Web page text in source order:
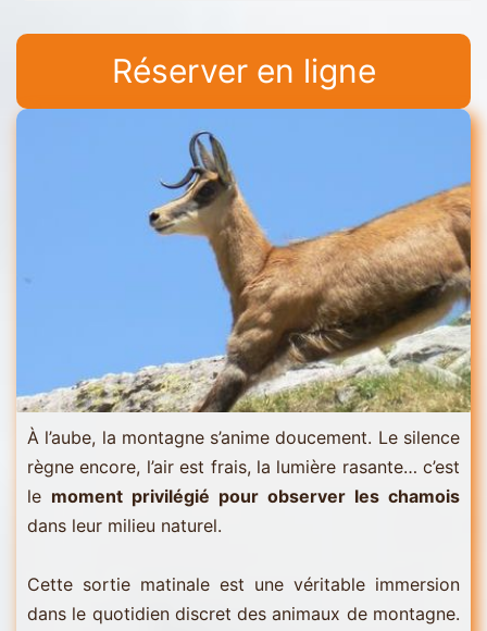
Menuires
Réserver en ligne
À l’aube, la montagne s’anime doucement. Le silence
règne encore, l’air est frais, la lumière rasante… c’est
le moment privilégié pour observer les chamois
dans leur milieu naturel.
Cette sortie matinale est une véritable immersion
dans le quotidien discret des animaux de montagne.